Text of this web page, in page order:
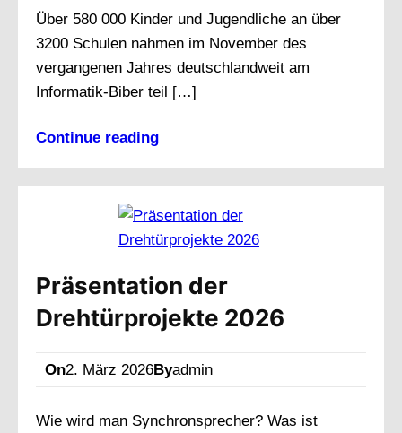
Über 580 000 Kinder und Jugendliche an über
3200 Schulen nahmen im November des
vergangenen Jahres deutschlandweit am
Informatik-Biber teil […]
Continue reading
Präsentation der
Drehtürprojekte 2026
On2. März 2026Byadmin
Wie wird man Synchronsprecher? Was ist